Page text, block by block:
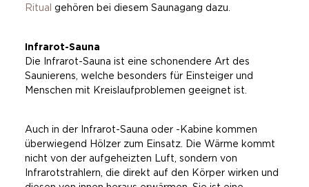
Ritual gehören bei diesem Saunagang dazu.
Infrarot-Sauna
Die Infrarot-Sauna ist eine schonendere Art des
Saunierens, welche besonders für Einsteiger und
Menschen mit Kreislaufproblemen geeignet ist.
Auch in der Infrarot-Sauna oder -Kabine kommen
überwiegend Hölzer zum Einsatz. Die Wärme kommt
nicht von der aufgeheizten Luft, sondern von
Infrarotstrahlern, die direkt auf den Körper wirken und